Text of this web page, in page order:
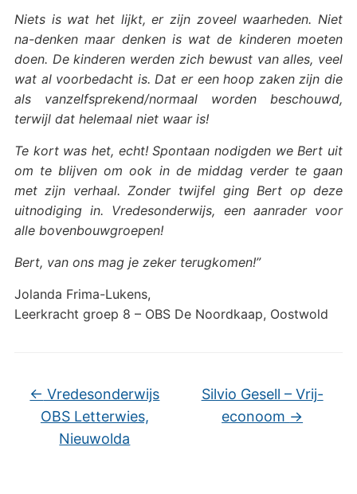
Niets is wat het lijkt, er zijn zoveel waarheden. Niet
na-denken maar denken is wat de kinderen moeten
doen. De kinderen werden zich bewust van alles, veel
wat al voorbedacht is. Dat er een hoop zaken zijn die
als vanzelfsprekend/normaal worden beschouwd,
terwijl dat helemaal niet waar is!
Te kort was het, echt! Spontaan nodigden we Bert uit
om te blijven om ook in de middag verder te gaan
met zijn verhaal. Zonder twijfel ging Bert op deze
uitnodiging in. Vredesonderwijs, een aanrader voor
alle bovenbouwgroepen!
Bert, van ons mag je zeker terugkomen!”
Jolanda Frima-Lukens,
Leerkracht groep 8 – OBS De Noordkaap, Oostwold
← Vredesonderwijs
OBS Letterwies,
Nieuwolda
Silvio Gesell – Vrij-
econoom →